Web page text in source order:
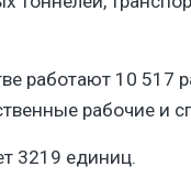
работают 10 517
рабочие и
3219 единиц.